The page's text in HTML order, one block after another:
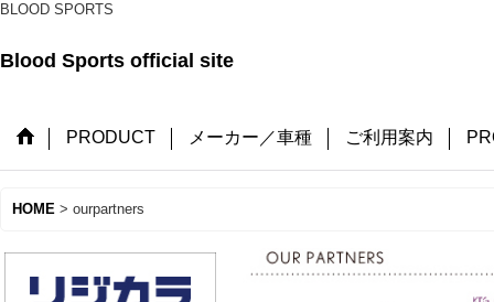
BLOOD SPORTS
Blood Sports official site
PRODUCT メーカー／車種 ご利用案内
HOME > ourpartners